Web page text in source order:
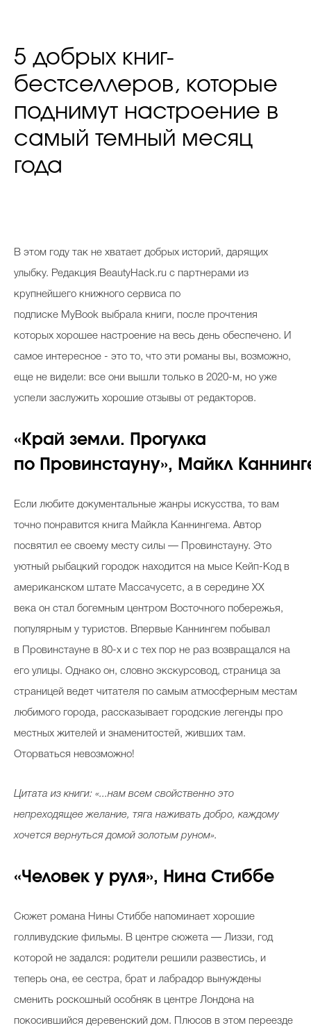
5 добрых книг-
бестселлеров, которые
поднимут настроение в
самый темный месяц
года
В этом году так не хватает добрых историй, дарящих
улыбку. Редакция BeautyHack.ru с партнерами из
крупнейшего книжного сервиса по
подписке MyBook выбрала книги, после прочтения
которых хорошее настроение на весь день обеспечено. И
самое интересное - это то, что эти романы вы, возможно,
еще не видели: все они вышли только в 2020-м, но уже
успели заслужить хорошие отзывы от редакторов.
«Край земли. Прогулка
по Провинстауну», Майкл
Если любите документальные жанры искусства, то вам
точно понравится книга Майкла Каннингема. Автор
посвятил ее своему месту силы — Провинстауну. Это
уютный рыбацкий городок находится на мысе Кейп-Код в
американском штате Массачусетс, а в середине XX
века он стал богемным центром Восточного побережья,
популярным у туристов. Впервые Каннингем побывал
в Провинстауне в 80-х и с тех пор не раз возвращался на
его улицы. Однако он, словно экскурсовод, страница за
страницей ведет читателя по самым атмосферным местам
любимого города, рассказывает городские легенды про
местных жителей и знаменитостей, живших там.
Оторваться невозможно!
Цитата из книги: «...нам всем свойственно это
непреходящее желание, тяга наживать добро, каждому
хочется вернуться домой золотым руном».
«Человек у руля», Нина Стиббе
Сюжет романа Нины Стиббе напоминает хорошие
голливудские фильмы. В центре сюжета — Лиззи, год
которой не задался: родители решили развестись, и
теперь она, ее сестра, брат и лабрадор вынуждены
сменить роскошный особняк в центре Лондона на
покосившийся деревенский дом. Плюсов в этом переезде